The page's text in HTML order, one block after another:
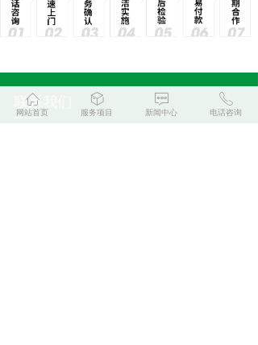
ꀇ
网站首页
ꁦ
服务项目
ꁳ
新闻中心
ꂅ
电话咨询
联系我们
——